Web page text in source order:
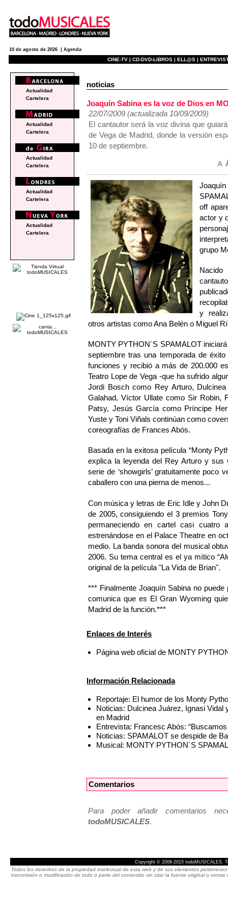
10 de agosto de 2026 | Agenda
CINE-TV | CD-DVD-LIBROS | ELL@S |
noticias
Joaquín Sabina es la voz de Dios en
22/07/2009 (actualizada 10/09/2009)
El cantautor será la voz divina que
de Vega de Madrid, donde la versión
10 de septiembre.
off
actor y
grupo
y
otros artistas como Ana Belén o Miguel
MONTY PYTHON´S SPAMALOT
septiembre tras una temporada de
funciones y recibió a más de 200.000
Teatro Lope de Vega -que ha sufrido
Jordi Bosch como Rey Arturo,
Galahad, Víctor Ullate como Sir Robin,
Patsy, Jesús García como Príncipe
Yuste y Toni Viñals continúan como
coreografías de Frances Abós.
Basada en la exitosa película “Monty
explica la leyenda del Rey Arturo y
serie de ‘showgirls’ gratuitamente
caballero con una pierna de menos...
Con música y letras de Eric Idle y John
de 2005, consiguiendo el 3 premios
permaneciendo en cartel casi
estrenándose en el Palace Theatre en
medio. La banda sonora del musical
2006. Su tema central es el ya mítico
original de la película "La Vida de Brian".
*** Finalmente Joaquín Sabina no
comunica que es El Gran Wyoming
Madrid de la función.***
Enlaces de Interés
Página web oficial de MONTY
Información Relacionada
Reportaje: El humor de los Monty
Noticias: Dulcinea Juárez, Ignasi
en Madrid
Entrevista: Francesc Abós:
Noticias: SPAMALOT se despide de
Musical: MONTY PYTHON´S
Comentarios
Para poder añadir comentarios
todoMUSICALES.
Actualidad
Cartelera
Actualidad
Cartelera
Actualidad
Cartelera
Actualidad
Cartelera
Actualidad
Cartelera
Copyright © 2008-2015 todoMUSICALES.
Todos los derechos de la propiedad intelectual de esta web y de sus elementos
transmisión o modificación de todo o parte del contenido sin citar la fuente original o